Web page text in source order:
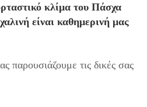
κλίμα του Πάσχα
είναι καθημερινή μας
παρουσιάζουμε τις δικές σας